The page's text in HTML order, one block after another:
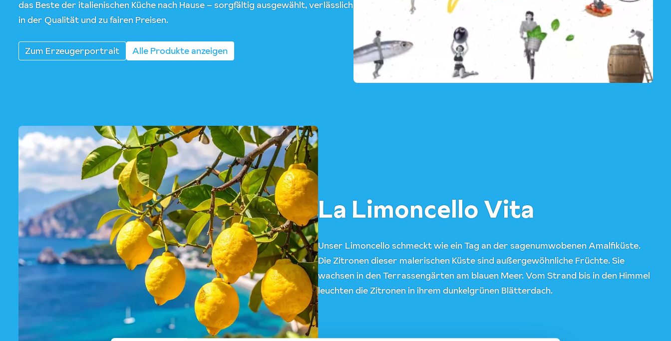
das Beste der italienischen Küche nach Hause – sorgfältig ausgewählt, verlässlich
in der Qualität und zu fairen Preisen.
Zum Erzeugerportrait Alle Produkte anzeigen
La Limoncello Vita
Unser Limoncello schmeckt wie ein Tag an der sagenumwobenen Amalfiküste.
Die Zitronen dieser malerischen Küste sind außergewöhnliche Früchte. Sie
wachsen in den Terrassengärten am blauen Meer. Vom Strand bis in den Himmel
leuchten die Zitronen in ihrem dunkelgrünen Blätterdach.